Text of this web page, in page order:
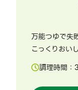
万能つゆで失
こっくりおい
調理時間：